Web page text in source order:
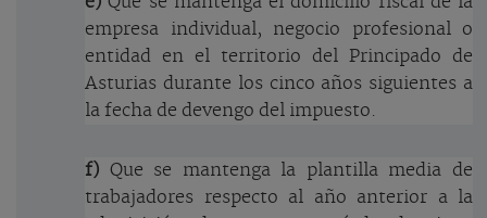
empresa individual, negocio profesional o
entidad en el territorio del Principado de
Asturias durante los cinco años siguientes a
la fecha de devengo del impuesto.
f) Que se mantenga la plantilla media de
trabajadores respecto al año anterior a la